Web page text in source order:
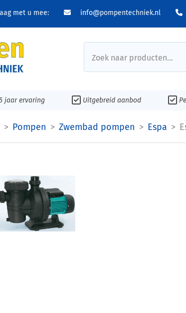
Zoek naar producten...
met u mee: info@pompentechniek.nl
jaar ervaring Uitgebreid aanbod
Pompen Zwembad pompen Espa